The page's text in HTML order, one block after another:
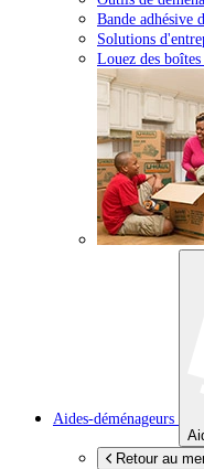
Bande adhésive
Solutions
Louez des
Aides-déménageurs
Retour au